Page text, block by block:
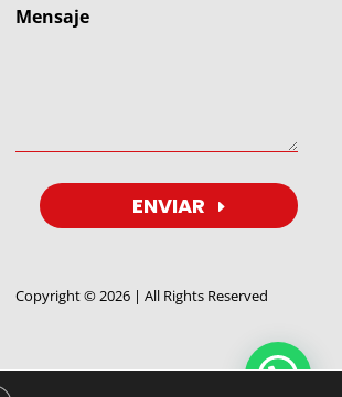
ENVIAR
Copyright © 2026 | All Rights Reserved